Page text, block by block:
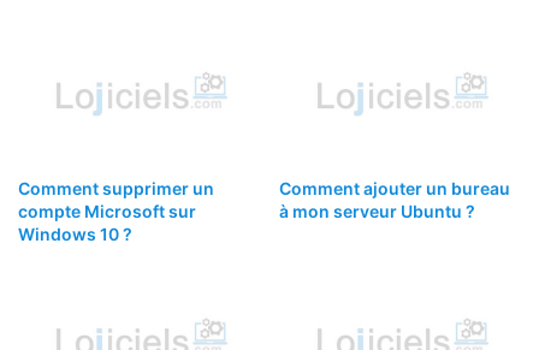
Comment supprimer un
compte Microsoft sur
Windows 10 ?
Comment ajouter un bureau
à mon serveur Ubuntu ?